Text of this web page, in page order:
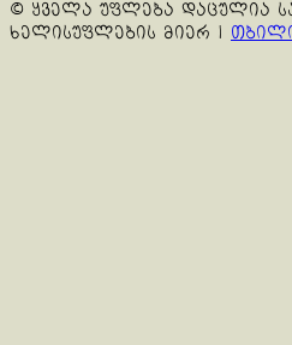
© ყველა უფლება დაცულია
ხელისუფლების მიერ |